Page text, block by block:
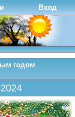
Вход
годом